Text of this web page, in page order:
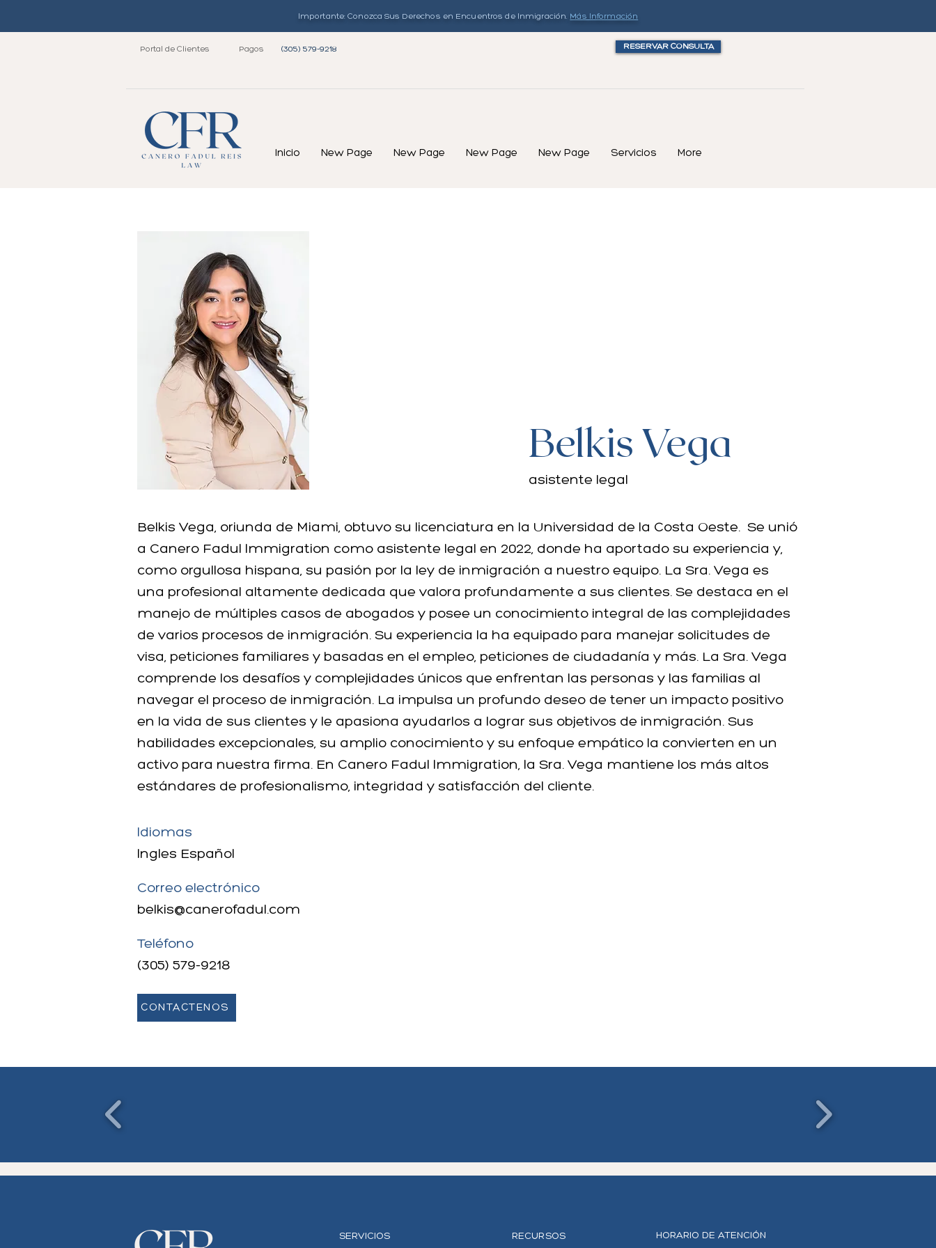
Importante: Conozca Sus Derechos en Encuentros de Inmigración. Más Información
Pagos (305) 579-9218 RESERVAR CONSULTA
Portal de Clientes
Inicio New Page New Page New Page New Page Servicios More
Belkis Vega
asistente legal
Belkis Vega, oriunda de Miami, obtuvo su licenciatura en la Universidad de la Costa Oeste. Se unió
a Canero Fadul Immigration como asistente legal en 2022, donde ha aportado su experiencia y,
como orgullosa hispana, su pasión por la ley de inmigración a nuestro equipo. La Sra. Vega es
una profesional altamente dedicada que valora profundamente a sus clientes. Se destaca en el
manejo de múltiples casos de abogados y posee un conocimiento integral de las complejidades
de varios procesos de inmigración. Su experiencia la ha equipado para manejar solicitudes de
visa, peticiones familiares y basadas en el empleo, peticiones de ciudadanía y más. La Sra. Vega
comprende los desafíos y complejidades únicos que enfrentan las personas y las familias al
navegar el proceso de inmigración. La impulsa un profundo deseo de tener un impacto positivo
en la vida de sus clientes y le apasiona ayudarlos a lograr sus objetivos de inmigración. Sus
habilidades excepcionales, su amplio conocimiento y su enfoque empático la convierten en un
activo para nuestra firma. En Canero Fadul Immigration, la Sra. Vega mantiene los más altos
estándares de profesionalismo, integridad y satisfacción del cliente.
Idiomas
Ingles Español
Correo electrónico
belkis@canerofadul.com
Teléfono
(305) 579-9218
CONTÁCTENOS
SERVICIOS RECURSOS HORARIO DE ATENCIÓN